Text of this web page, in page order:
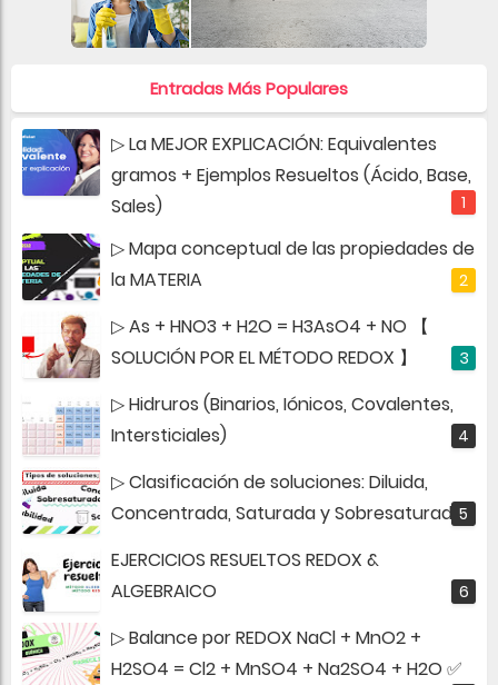
Entradas Más Populares
▷ La MEJOR EXPLICACIÓN: Equivalentes
gramos + Ejemplos Resueltos (Ácido, Base,
Sales)
▷ Mapa conceptual de las propiedades de
la MATERIA
▷ As + HNO3 + H2O = H3AsO4 + NO 【
SOLUCIÓN POR EL MÉTODO REDOX 】
▷ Hidruros (Binarios, Iónicos, Covalentes,
Intersticiales)
▷ Clasificación de soluciones: Diluida,
Concentrada, Saturada y Sobresaturada
EJERCICIOS RESUELTOS REDOX &
ALGEBRAICO
▷ Balance por REDOX NaCl + MnO2 +
H2SO4 = Cl2 + MnSO4 + Na2SO4 + H2O ✅